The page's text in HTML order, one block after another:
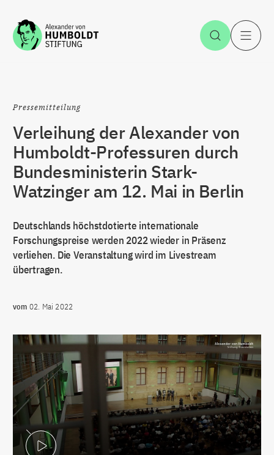
Zum Inhalt springen Suche
Pressemitteilung
Verleihung der Alexander von
Humboldt-Professuren durch
Bundesministerin Stark-
Watzinger am 12. Mai in Berlin
Deutschlands höchstdotierte internationale
Forschungspreise werden 2022 wieder in Präsenz
verliehen. Die Veranstaltung wird im Livestream
übertragen.
vom 02. Mai 2022
Video abspielen